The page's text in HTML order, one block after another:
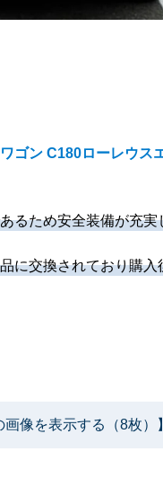
ゴン C180ローレウス
るため安全装備が充実
に交換されており購
像を表示する（8枚）】